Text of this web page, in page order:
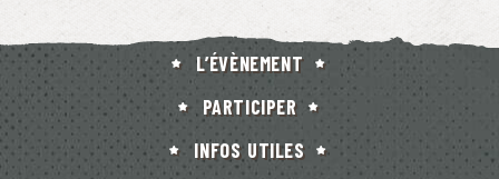
L’ÉVÈNEMENT
PARTICIPER
INFOS UTILES